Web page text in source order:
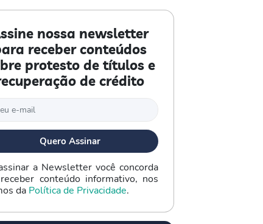
nossa newsletter
receber conteúdos
protesto de títulos e
de crédito
a Newsletter você concorda
conteúdo informativo, nos
da Política de Privacidade.